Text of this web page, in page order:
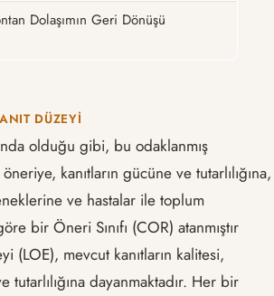
Dolaşımın Geri Dönüşü
DÜZEYI
olduğu gibi, bu odaklanmış
kanıtların gücüne ve tutarlılığına,
ve hastalar ile toplum
bir Öneri Sınıfı (COR) atanmıştır
(LOE), mevcut kanıtların kalitesi,
tutarlılığına dayanmaktadır. Her bir